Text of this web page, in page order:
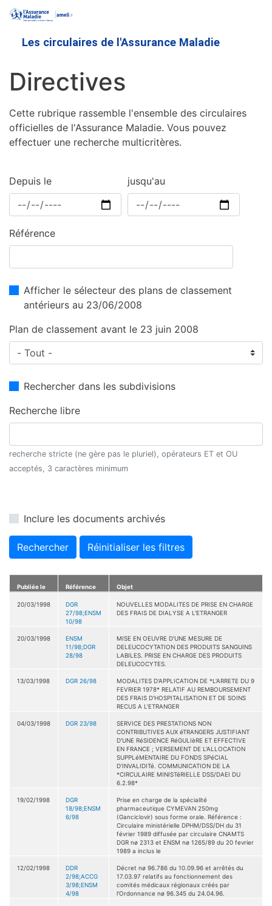
contenu
Les circulaires de l'Assurance Maladie
Directives
Cette rubrique rassemble l'ensemble des circulaires
officielles de l'Assurance Maladie. Vous pouvez
effectuer une recherche multicritères.
Depuis le jusqu'au
Référence
Afficher le sélecteur des plans de classement
antérieurs au 23/06/2008
Plan de classement avant le 23 juin 2008
Rechercher dans les subdivisions
Recherche libre
recherche stricte (ne gère pas le pluriel), opérateurs ET et OU
acceptés, 3 caractères minimum
Inclure les documents archivés
Rechercher Réinitialiser les filtres
Publiée le Référence Objet
20/03/1998
DGR
27/98;ENSM
10/98
NOUVELLES MODALITES DE PRISE EN CHARGE
DES FRAIS DE DIALYSE A L'ETRANGER
20/03/1998
ENSM
11/98;DGR
28/98
MISE EN OEUVRE D'UNE MESURE DE
DELEUCOCYTATION DES PRODUITS SANGUINS
LABILES. PRISE EN CHARGE DES PRODUITS
DELEUCOCYTES.
13/03/1998 DGR 26/98
MODALITES D'APPLICATION DE *L'ARRETE DU 9
FEVRIER 1978* RELATIF AU REMBOURSEMENT
DES FRAIS D'HOSPITALISATION ET DE SOINS
RECUS A L'ETRANGER
04/03/1998 DGR 23/98
SERVICE DES PRESTATIONS NON
CONTRIBUTIVES AUX éTRANGERS JUSTIFIANT
D'UNE RéSIDENCE RéGULIèRE ET EFFECTIVE
EN FRANCE ; VERSEMENT DE L'ALLOCATION
SUPPLéMENTAIRE DU FONDS SPéCIAL
D'INVALIDITé. COMMUNICATION DE LA
*CIRCULAIRE MINISTéRIELLE DSS/DAEI DU
6.2.98*
19/02/1998
DGR
18/98;ENSM
6/98
Prise en charge de la spécialité
pharmaceutique CYMEVAN 250mg
(Ganciclovir) sous forme orale. Référence :
Circulaire ministérielle DPHM/DSS/DH du 31
février 1989 diffusée par circulaire CNAMTS
DGR nø 2313 et ENSM nø 1265/89 du 20 fevrier
1989 a inclus le
12/02/1998
DDR
2/98;ACCG
3/98;ENSM
4/98
Décret nø 96.786 du 10.09.96 et arrêtés du
17.03.97 relatifs au fonctionnement des
comités médicaux régionaux créés par
l'Ordonnance nø 96.345 du 24.04.96.